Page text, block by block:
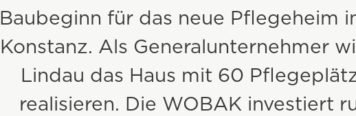
Erdarbeiten & Baulogistik
Beton
Erdwärme- & Brunnenbohrungen
Baubeginn für das neue Pflegeheim
Konstanz. Als Generalunternehmer
Lindau das Haus mit 60
realisieren. Die WOBAK investiert